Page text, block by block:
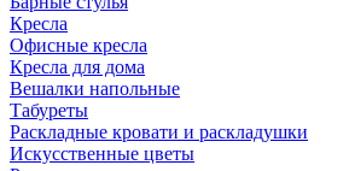
Кресла
Офисные кресла
Кресла для дома
Вешалки напольные
Табуреты
Раскладные кровати и раскладушки
Искусственные цветы